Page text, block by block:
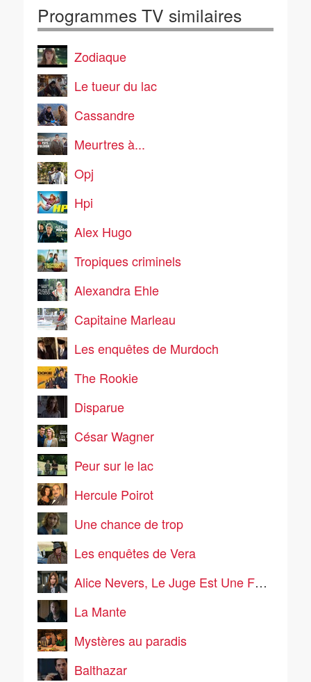
Programmes TV similaires
Zodiaque
Le tueur du lac
Cassandre
Meurtres à...
Opj
Hpi
Alex Hugo
Tropiques criminels
Alexandra Ehle
Capitaine Marleau
Les enquêtes de Murdoch
The Rookie
Disparue
César Wagner
Peur sur le lac
Hercule Poirot
Une chance de trop
Les enquêtes de Vera
Alice Nevers, Le Juge Est Une Femme
La Mante
Mystères au paradis
Balthazar